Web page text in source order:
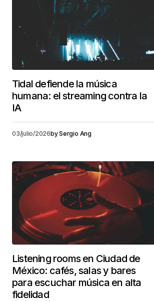
Tidal defiende la música
humana: el streaming contra la
IA
03/julio/2026bySergio Ang
Listening rooms en Ciudad de
México: cafés, salas y bares
para escuchar música en alta
fidelidad